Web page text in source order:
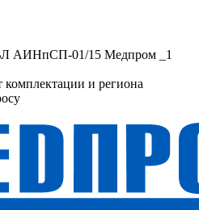
комплектации и региона